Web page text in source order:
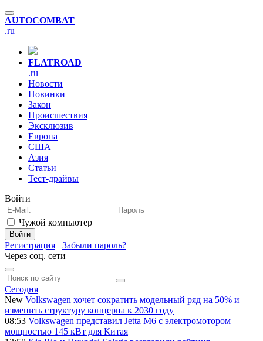
AUTOCOMBAT
.ru
FLATROAD
.ru
Новости
Новинки
Закон
Происшествия
Эксклюзив
Европа
США
Азия
Статьи
Тест-драйвы
Войти
Чужой компьютер
Войти
Регистрация
Забыли пароль?
Через соц. сети
Сегодня
New Volkswagen хочет сократить модельный ряд на 50% и
изменить структуру концерна к 2030 году
08:53 Volkswagen представил Jetta M6 с электромотором
мощностью 145 кВт для Китая